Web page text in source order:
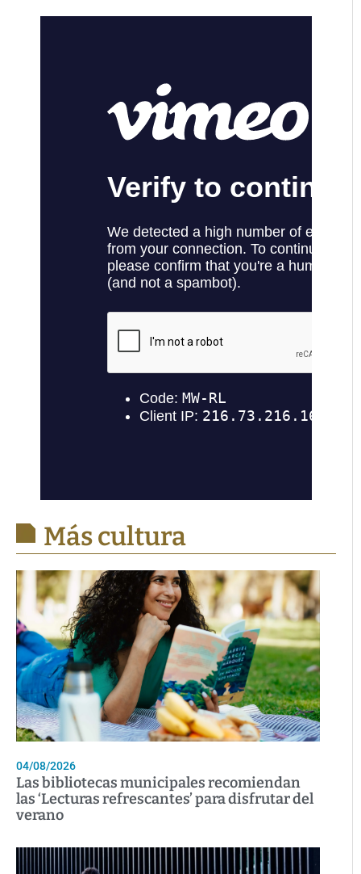
Más cultura
04/08/2026
Las bibliotecas municipales recomiendan
las ‘Lecturas refrescantes’ para disfrutar del
verano